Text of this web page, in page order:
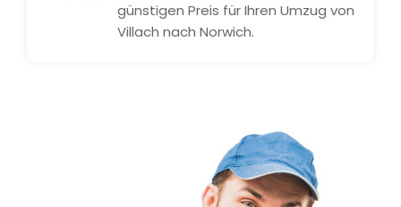
günstigen Preis für Ihren Umzug von
Villach nach Norwich.